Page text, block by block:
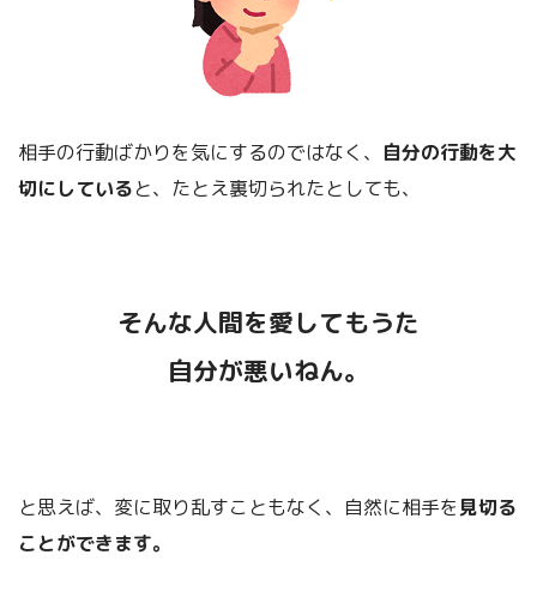
相手の行動ばかりを気にするのではなく、 自分の行動を大
切にしていると、たとえ裏切られたとしても、
そんな人間を愛してもうた
自分が悪いねん。
と思えば、変に取り乱すこともなく、自然に相手を見切る
ことができます。